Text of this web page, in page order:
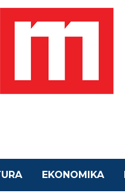
EKONOMIKA